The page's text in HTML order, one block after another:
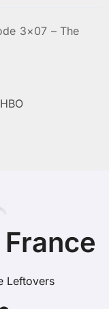
3×07 – The
Leftovers